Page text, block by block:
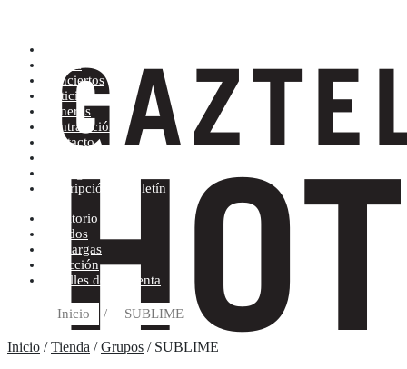
Tienda
Conciertos
Noticias
Géneros
Contratación
Contacto
Suscripción al boletín
Escritorio
Pedidos
Descargas
Dirección
Detalles de la cuenta
Inicio / SUBLIME
Inicio /Tienda /Grupos / SUBLIME